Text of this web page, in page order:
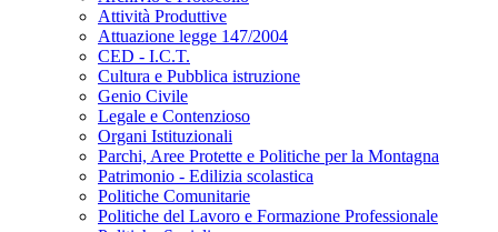
Attività Produttive
Attuazione legge 147/2004
CED - I.C.T.
Cultura e Pubblica istruzione
Genio Civile
Legale e Contenzioso
Organi Istituzionali
Parchi, Aree Protette e Politiche per la Montagna
Patrimonio - Edilizia scolastica
Politiche Comunitarie
Politiche del Lavoro e Formazione Professionale